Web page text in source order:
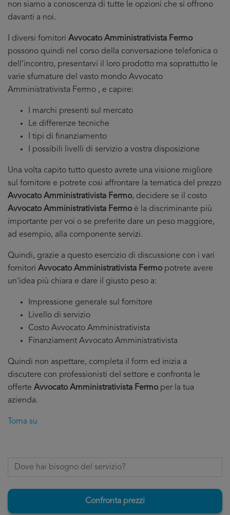
non siamo a conoscenza di tutte le opzioni che si offrono
davanti a noi.
I diversi fornitori Avvocato Amministrativista Fermo
possono quindi nel corso della conversazione telefonica o
dell’incontro, presentarvi il loro prodotto ma soprattutto le
varie sfumature del vasto mondo Avvocato
Amministrativista Fermo , e capire:
I marchi presenti sul mercato
Le differenze tecniche
I tipi di finanziamento
I possibili livelli di servizio a vostra disposizione
Una volta capito tutto questo avrete una visione migliore
sul fornitore e potrete cosi affrontare la tematica del prezzo
Avvocato Amministrativista Fermo, decidere se il costo
Avvocato Amministrativista Fermoè la discriminante più
importante per voi o se preferite dare un peso maggiore,
ad esempio, alla componente servizi.
Quindi, grazie a questo esercizio di discussione con i vari
fornitori Avvocato Amministrativista Fermopotrete avere
un’idea più chiara e dare il giusto peso a:
Impressione generale sul fornitore
Livello di servizio
Costo Avvocato Amministrativista
Finanziament Avvocato Amministrativista
Quindi non aspettare, completa il form ed inizia a
discutere con professionisti del settore e confronta le
offerte Avvocato Amministrativista Fermoper la tua
azienda.
Torna su
Confronta prezzi